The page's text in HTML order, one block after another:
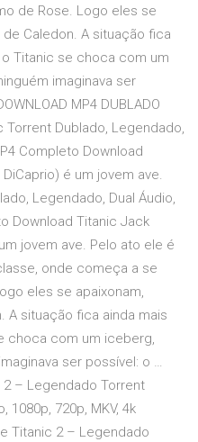
de Rose. Logo eles se
Caledon. A situação fica
Titanic se choca com um
imaginava ser
MP4 DUBLADO
Torrent Dublado, Legendado,
Completo Download
é um jovem ave.
Legendado, Dual Áudio,
Download Titanic Jack
jovem ave. Pelo ato ele é
onde começa a se
eles se apaixonam,
A situação fica ainda mais
choca com um iceberg,
ser possível: o …
2 – Legendado Torrent
1080p, 720p, MKV, 4k
Titanic 2 – Legendado